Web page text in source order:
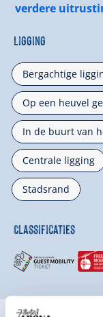
verdere
Ligging
Bergachtige
Op een heuvel
In de buurt van
Centrale ligging
Stadsrand
Classificaties